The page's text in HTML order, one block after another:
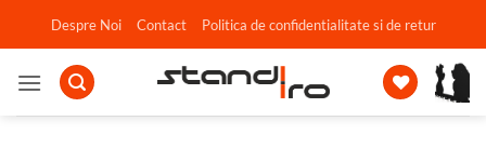
Despre Noi Contact Politica de confidentialitate si de retur